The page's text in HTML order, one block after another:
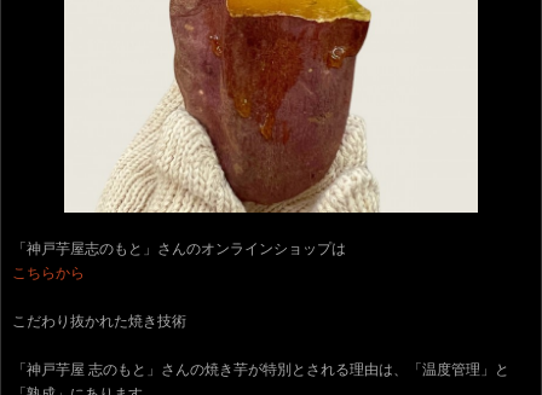
「神戸芋屋志のもと」さんのオンラインショップは
こちらから
こだわり抜かれた焼き技術
「神戸芋屋 志のもと」さんの焼き芋が特別とされる理由は、「温度管理」と